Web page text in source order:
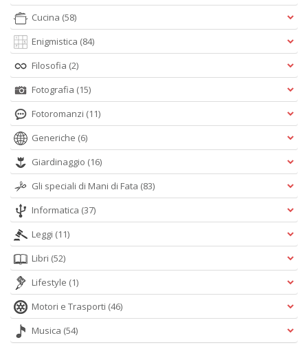
Cucina (58)
Enigmistica (84)
Filosofia (2)
Fotografia (15)
Fotoromanzi (11)
Generiche (6)
Giardinaggio (16)
Gli speciali di Mani di Fata (83)
Informatica (37)
Leggi (11)
Libri (52)
Lifestyle (1)
Motori e Trasporti (46)
Musica (54)